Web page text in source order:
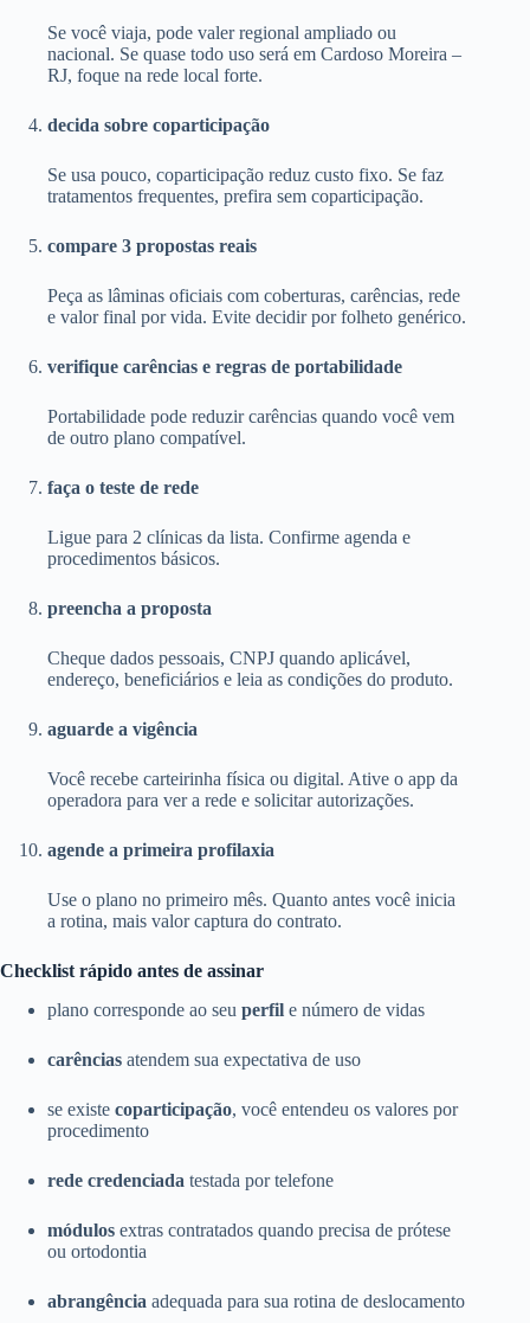
Se você viaja, pode valer regional ampliado ou
nacional. Se quase todo uso será em Cardoso Moreira –
RJ, foque na rede local forte.
decida sobre coparticipação
Se usa pouco, coparticipação reduz custo fixo. Se faz
tratamentos frequentes, prefira sem coparticipação.
compare 3 propostas reais
Peça as lâminas oficiais com coberturas, carências, rede
e valor final por vida. Evite decidir por folheto genérico.
verifique carências e regras de portabilidade
Portabilidade pode reduzir carências quando você vem
de outro plano compatível.
faça o teste de rede
Ligue para 2 clínicas da lista. Confirme agenda e
procedimentos básicos.
preencha a proposta
Cheque dados pessoais, CNPJ quando aplicável,
endereço, beneficiários e leia as condições do produto.
aguarde a vigência
Você recebe carteirinha física ou digital. Ative o app da
operadora para ver a rede e solicitar autorizações.
agende a primeira profilaxia
Use o plano no primeiro mês. Quanto antes você inicia
a rotina, mais valor captura do contrato.
Checklist rápido antes de assinar
plano corresponde ao seu perfil e número de vidas
carências atendem sua expectativa de uso
se existe coparticipação, você entendeu os valores por
procedimento
rede credenciada testada por telefone
módulos extras contratados quando precisa de prótese
ou ortodontia
abrangência adequada para sua rotina de deslocamento